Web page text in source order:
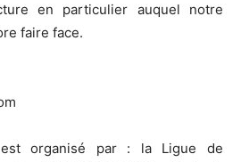
en particulier auquel notre
faire face.
organisé par : la Ligue de